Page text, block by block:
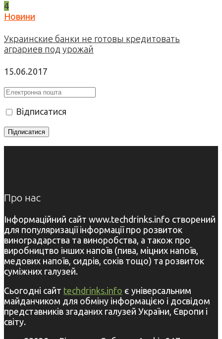
4
Новини
Украинские банки не готовы кредитовать
аграриев под урожай
15.06.2017
Відписатися
Про нас
Інформаційний сайт www.techdrinks.info створений
для популяризації інформації про розвиток
виноградарства та виноробства, а також про
виробництво інших напоїв (пива, міцних напоїв,
медових напоїв, сидрів, соків тощо) та розвиток
суміжних галузей.
Сьогодні сайт techdrinks.info є універсальним
майданчиком для обміну інформацією і досвідом
представників згаданих галузей України, Європи і
світу.